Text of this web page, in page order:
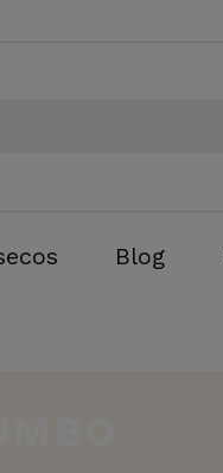
Blog